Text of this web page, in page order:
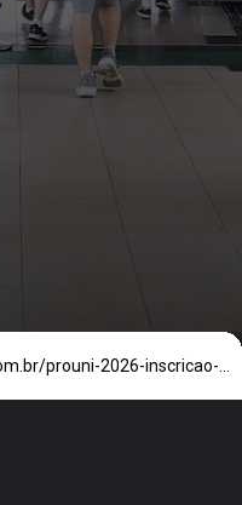
https://portalms67.com.br/prouni-2026-inscricao-gratuita-para-o-2o-semestre-termina-nesta-sexta/